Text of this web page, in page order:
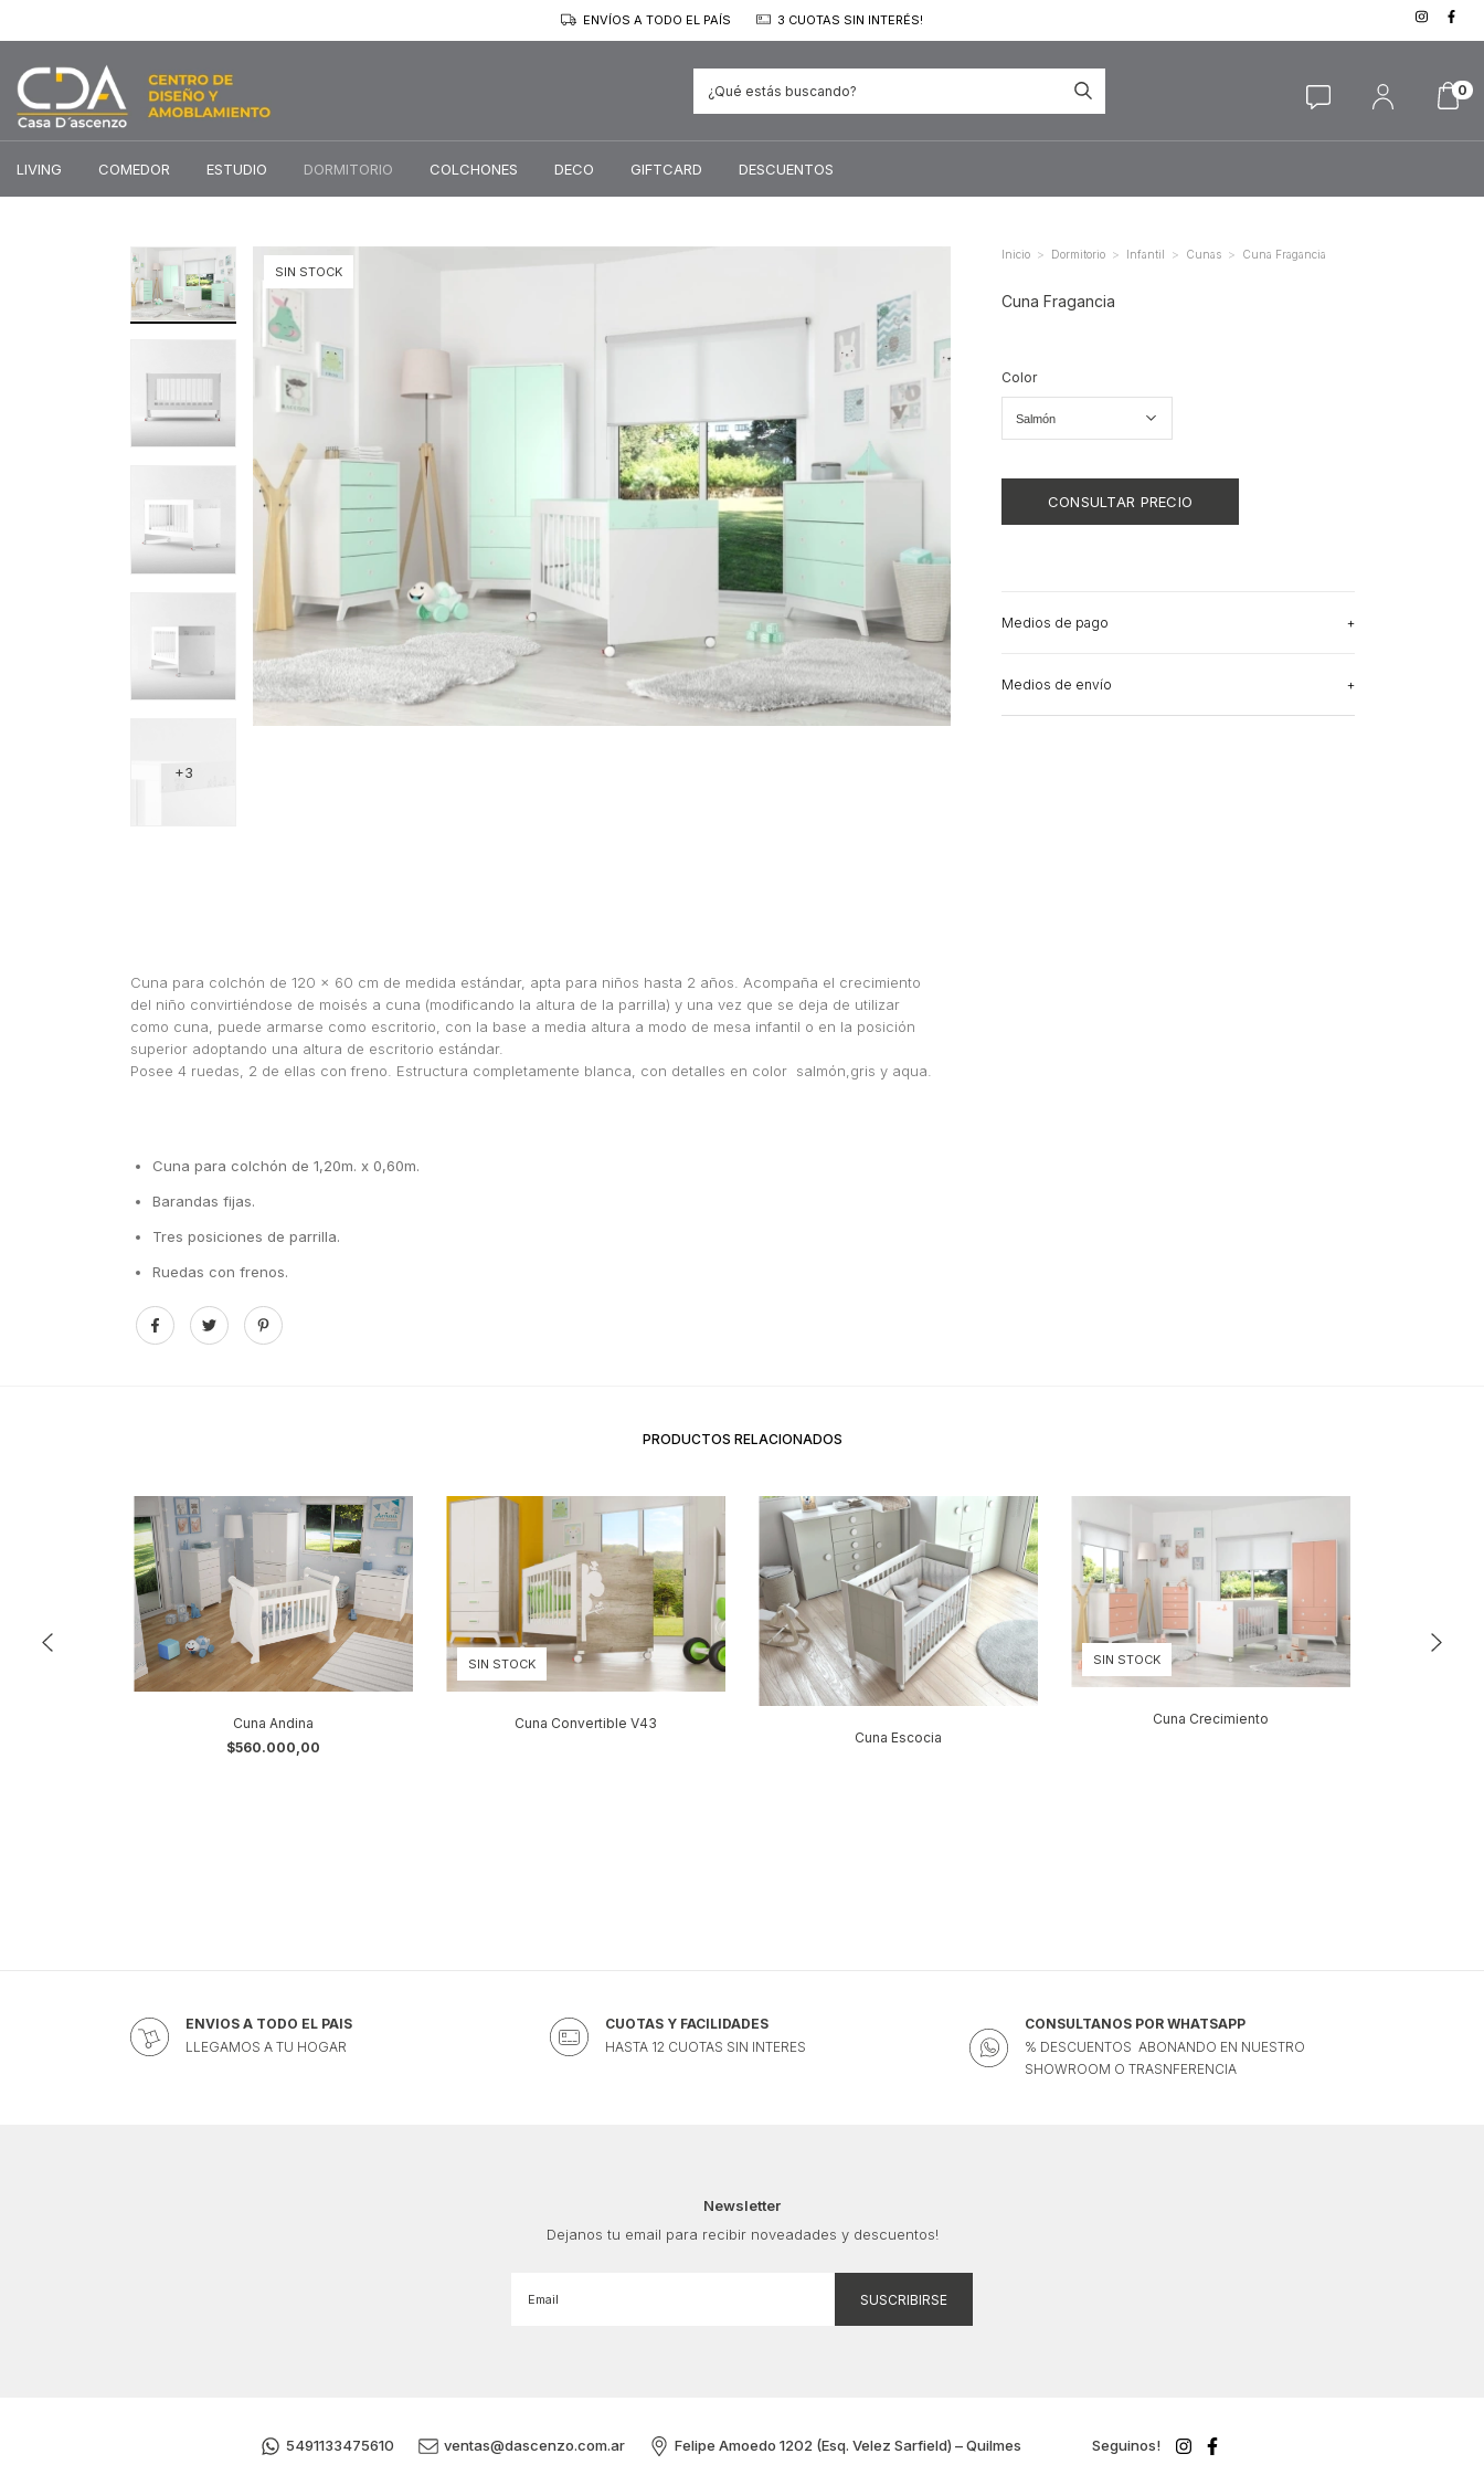
ENVÍOS A TODO EL PAÍS 3 CUOTAS SIN INTERÉS!
0
LIVING COMEDOR ESTUDIO DORMITORIO COLCHONES DECO GIFTCARD DESCUENTOS
+3
SIN STOCK
Cuna para colchón de 120 x 60 cm de medida estándar, apta para niños hasta 2 años. Acompaña el crecimiento
del niño convirtiéndose de moisés a cuna (modificando la altura de la parrilla) y una vez que se deja de utilizar
como cuna, puede armarse como escritorio, con la base a media altura a modo de mesa infantil o en la posición
superior adoptando una altura de escritorio estándar.
Posee 4 ruedas, 2 de ellas con freno. Estructura completamente blanca, con detalles en color salmón,gris y aqua.
Cuna para colchón de 1,20m. x 0,60m.
Barandas fijas.
Tres posiciones de parrilla.
Ruedas con frenos.
Inicio > Dormitorio > Infantil > Cunas > Cuna Fragancia
Cuna Fragancia
Color
Medios de pago
Medios de envío
PRODUCTOS RELACIONADOS
Cuna Andina
$560.000,00
SIN STOCK
Cuna Convertible V43
Cuna Escocia
SIN STOCK
Cuna Crecimiento
ENVIOS A TODO EL PAIS
LLEGAMOS A TU HOGAR
CUOTAS Y FACILIDADES
HASTA 12 CUOTAS SIN INTERES
CONSULTANOS POR WHATSAPP
% DESCUENTOS ABONANDO EN NUESTRO
SHOWROOM O TRASNFERENCIA
Newsletter
Dejanos tu email para recibir noveadades y descuentos!
5491133475610 ventas@dascenzo.com.ar Felipe Amoedo 1202 (Esq. Velez Sarfield) – Quilmes Seguinos!